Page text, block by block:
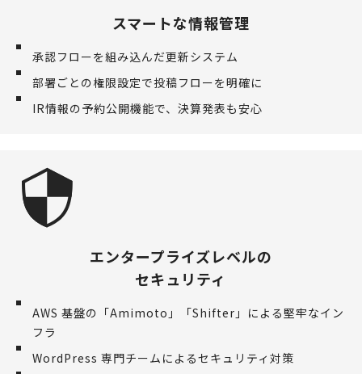
スマートな情報管理
承認フローを組み込んだ更新システム
部署ごとの権限設定で投稿フローを明確に
IR情報の予約公開機能で、決算発表も安心
エンタープライズレベルの
セキュリティ
AWS 基盤の「Amimoto」「Shifter」による堅牢なイン
フラ
WordPress 専門チームによるセキュリティ対策